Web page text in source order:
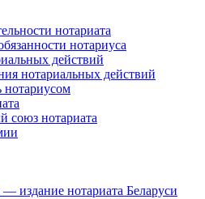
нотариата
нотариуса
действий
нотариальных действий
союз нотариата
— издание нотариата Беларуси